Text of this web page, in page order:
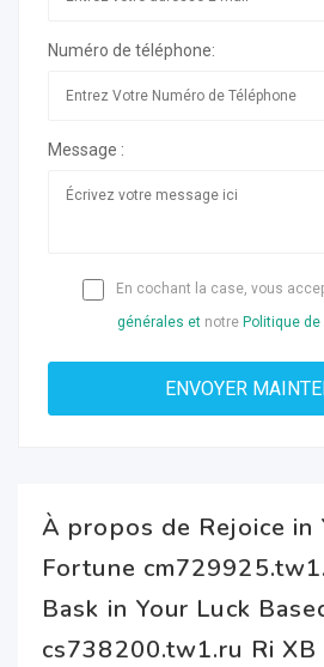
Numéro de téléphone:
Message :
En cochant la case, vous
générales et notre Politique
À propos de Rejoice in
Fortune
Bask in Your Luck
cs738200.tw1.ru Ri XB